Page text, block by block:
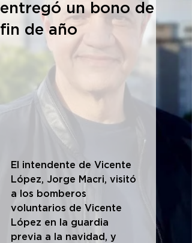
entregó un bono de
fin de año
El intendente de Vicente
López, Jorge Macri, visitó
a los bomberos
voluntarios de Vicente
López en la guardia
previa a la navidad, y